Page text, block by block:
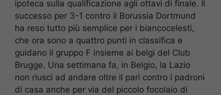
ipoteca sulla qualificazione agli ottavi di finale. Il
successo per 3-1 contro il Borussia Dortmund
ha reso tutto più semplice per i biancocelesti,
che ora sono a quattro punti in classifica e
guidano il gruppo F insieme ai belgi del Club
Brugge. Una settimana fa, in Belgio, la Lazio
non riuscì ad andare oltre il pari contro i padroni
di casa anche per via del piccolo focolaio di